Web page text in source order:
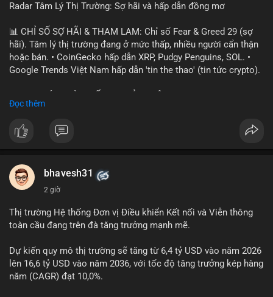
Radar Tâm Lý Thị Trường: Sợ hãi và hấp dẫn đồng mơ
📊 CHỈ SỐ SỢ HÃI & THAM LAM: Chỉ số Fear & Greed 29 (sợ
hãi). Tâm lý thị trường đang ở mức thấp, nhiều người cẩn thận
hoặc bán. • CoinGecko hấp dẫn XRP, Pudgy Penguins, SOL. •
Google Trends Việt Nam hấp dẫn 'tin the thao' (tin tức crypto).
ONDO, CASHCAT. • Chủ đề 'tô thị ty na' (tỷ giá) và 'giao thông'
BTC breakout và lệnh long/short.
định crypto là 'vấn đề lớn' giúp giảm áp lực USD. • Binance hỗ
trợ cổ phiếu Apple/IBM. • Bài đăng hấp dẫn về $HFT, $SKYAI,
💡 NHẬN ĐỊNH & KHUYẾN NGHỊ: Tâm lý thị trường đang phân
coin (PENGU, CASHCAT) và tin cậy từ các dự án lớn (BTC,
SOL). Rủi ro tăng nếu không có thông tin rõ ràng về quy định.
Đọc thêm
bhavesh31
2 giờ
Thị trường Hệ thống Đơn vị Điều khiển Kết nối và Viễn thông
toàn cầu đang trên đà tăng trưởng mạnh mẽ.
Dự kiến quy mô thị trường sẽ tăng từ 6,4 tỷ USD vào năm 2026
lên 16,6 tỷ USD vào năm 2036, với tốc độ tăng trưởng kép hàng
năm (CAGR) đạt 10,0%.